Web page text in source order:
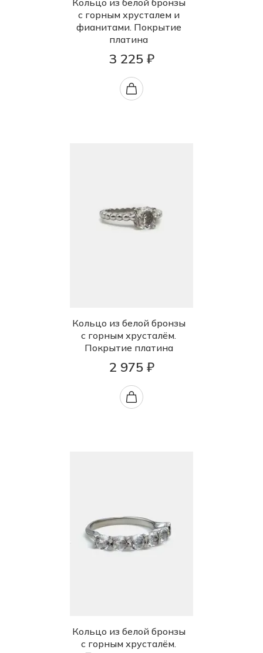
Кольцо из белой бронзы
с горным хрусталем и
фианитами. Покрытие
платина
3 225 ₽
Кольцо из белой бронзы
с горным хрусталём.
Покрытие платина
2 975 ₽
Кольцо из белой бронзы
с горным хрусталём.